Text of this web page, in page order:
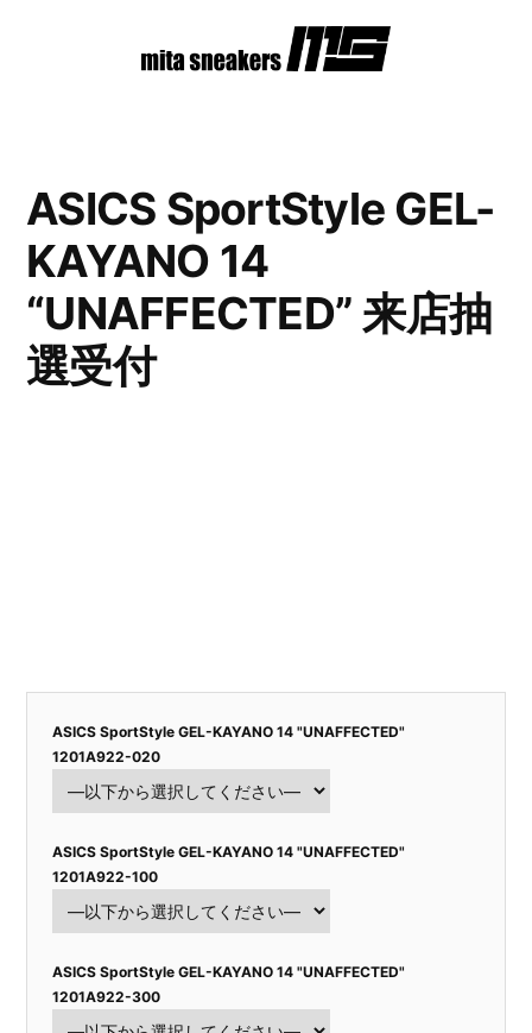
ASICS SportStyle GEL-
KAYANO 14
“UNAFFECTED” 来店抽
選受付
ASICS SportStyle GEL-KAYANO 14 "UNAFFECTED"
1201A922-020
ASICS SportStyle GEL-KAYANO 14 "UNAFFECTED"
1201A922-100
ASICS SportStyle GEL-KAYANO 14 "UNAFFECTED"
1201A922-300